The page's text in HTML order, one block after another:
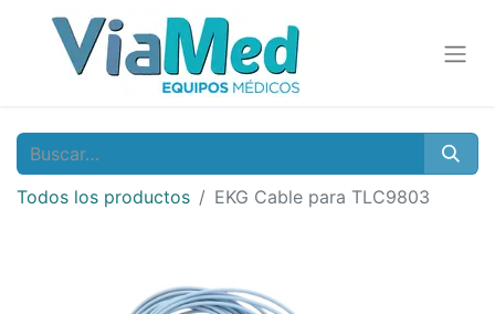
Todos los productos EKG Cable para TLC9803